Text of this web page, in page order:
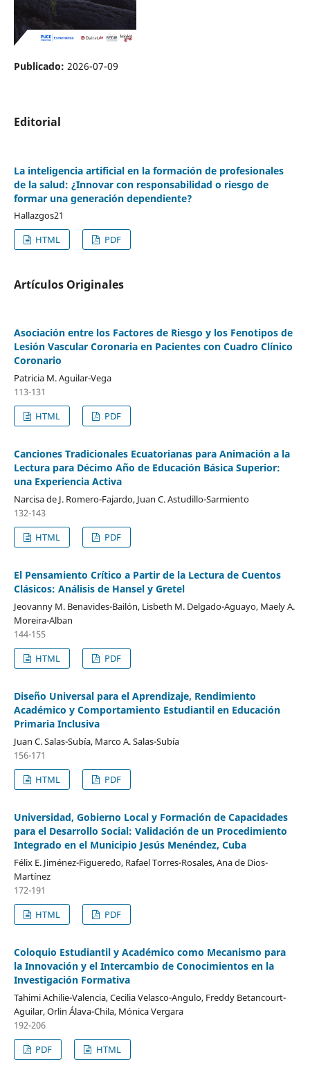
Publicado: 2026-07-09
Editorial
La inteligencia artificial en la formación de profesionales
de la salud: ¿Innovar con responsabilidad o riesgo de
formar una generación dependiente?
Hallazgos21
HTML
PDF
Artículos Originales
Asociación entre los Factores de Riesgo y los Fenotipos de
Lesión Vascular Coronaria en Pacientes con Cuadro Clínico
Coronario
Patricia M. Aguilar-Vega
113-131
HTML
PDF
Canciones Tradicionales Ecuatorianas para Animación a la
Lectura para Décimo Año de Educación Básica Superior:
una Experiencia Activa
Narcisa de J. Romero-Fajardo, Juan C. Astudillo-Sarmiento
132-143
HTML
PDF
El Pensamiento Crítico a Partir de la Lectura de Cuentos
Clásicos: Análisis de Hansel y Gretel
Jeovanny M. Benavides-Bailón, Lisbeth M. Delgado-Aguayo, Maely A.
Moreira-Alban
144-155
HTML
PDF
Diseño Universal para el Aprendizaje, Rendimiento
Académico y Comportamiento Estudiantil en Educación
Primaria Inclusiva
Juan C. Salas-Subía, Marco A. Salas-Subía
156-171
HTML
PDF
Universidad, Gobierno Local y Formación de Capacidades
para el Desarrollo Social: Validación de un Procedimiento
Integrado en el Municipio Jesús Menéndez, Cuba
Félix E. Jiménez-Figueredo, Rafael Torres-Rosales, Ana de Dios-
Martínez
172-191
HTML
PDF
Coloquio Estudiantil y Académico como Mecanismo para
la Innovación y el Intercambio de Conocimientos en la
Investigación Formativa
Tahimi Achilie-Valencia, Cecilia Velasco-Angulo, Freddy Betancourt-
Aguilar, Orlin Álava-Chila, Mónica Vergara
192-206
PDF
HTML